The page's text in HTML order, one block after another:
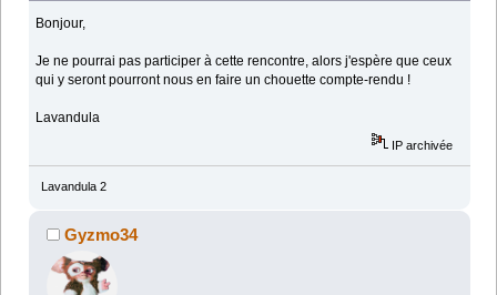
Bonjour,
Je ne pourrai pas participer à cette rencontre, alors j'espère que ceux
qui y seront pourront nous en faire un chouette compte-rendu !
Lavandula
IP archivée
Lavandula 2
Gyzmo34